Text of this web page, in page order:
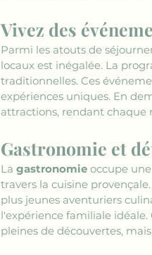
Vivez des
Parmi les atouts de
locaux est inégalée. La
traditionnelles. Ces
expériences uniques. En
attractions, rendant chaque
Gastronomie et
La gastronomie occupe
travers la cuisine
plus jeunes aventuriers
l'expérience familiale
pleines de découvertes,